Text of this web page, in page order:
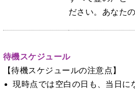
ださい。あなた
待機スケジュール
【待機スケジュールの注意点】
現時点では空白の日も、当日に